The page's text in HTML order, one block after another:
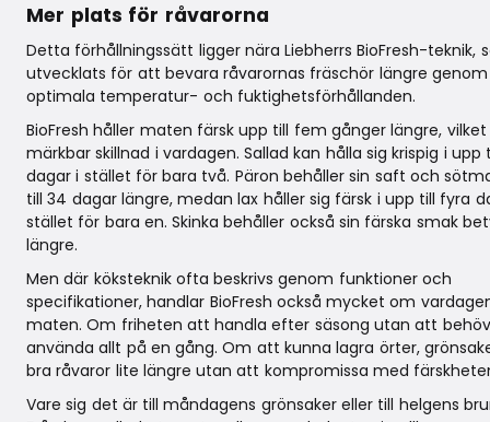
Mer plats för råvarorna
Detta förhållningssätt ligger nära Liebherrs BioFresh-teknik,
utvecklats för att bevara råvarornas fräschör längre genom
optimala temperatur- och fuktighetsförhållanden.
BioFresh håller maten färsk upp till fem gånger längre,
märkbar skillnad i vardagen. Sallad kan hålla sig krispig i upp
dagar i stället för bara två. Päron behåller sin saft och
till 34 dagar längre, medan lax håller sig färsk i upp till fyra
stället för bara en. Skinka behåller också sin färska smak
längre.
Men där köksteknik ofta beskrivs genom funktioner och
specifikationer, handlar BioFresh också mycket om
maten. Om friheten att handla efter säsong utan att
använda allt på en gång. Om att kunna lagra örter,
bra råvaror lite längre utan att kompromissa med
Vare sig det är till måndagens grönsaker eller till helgens